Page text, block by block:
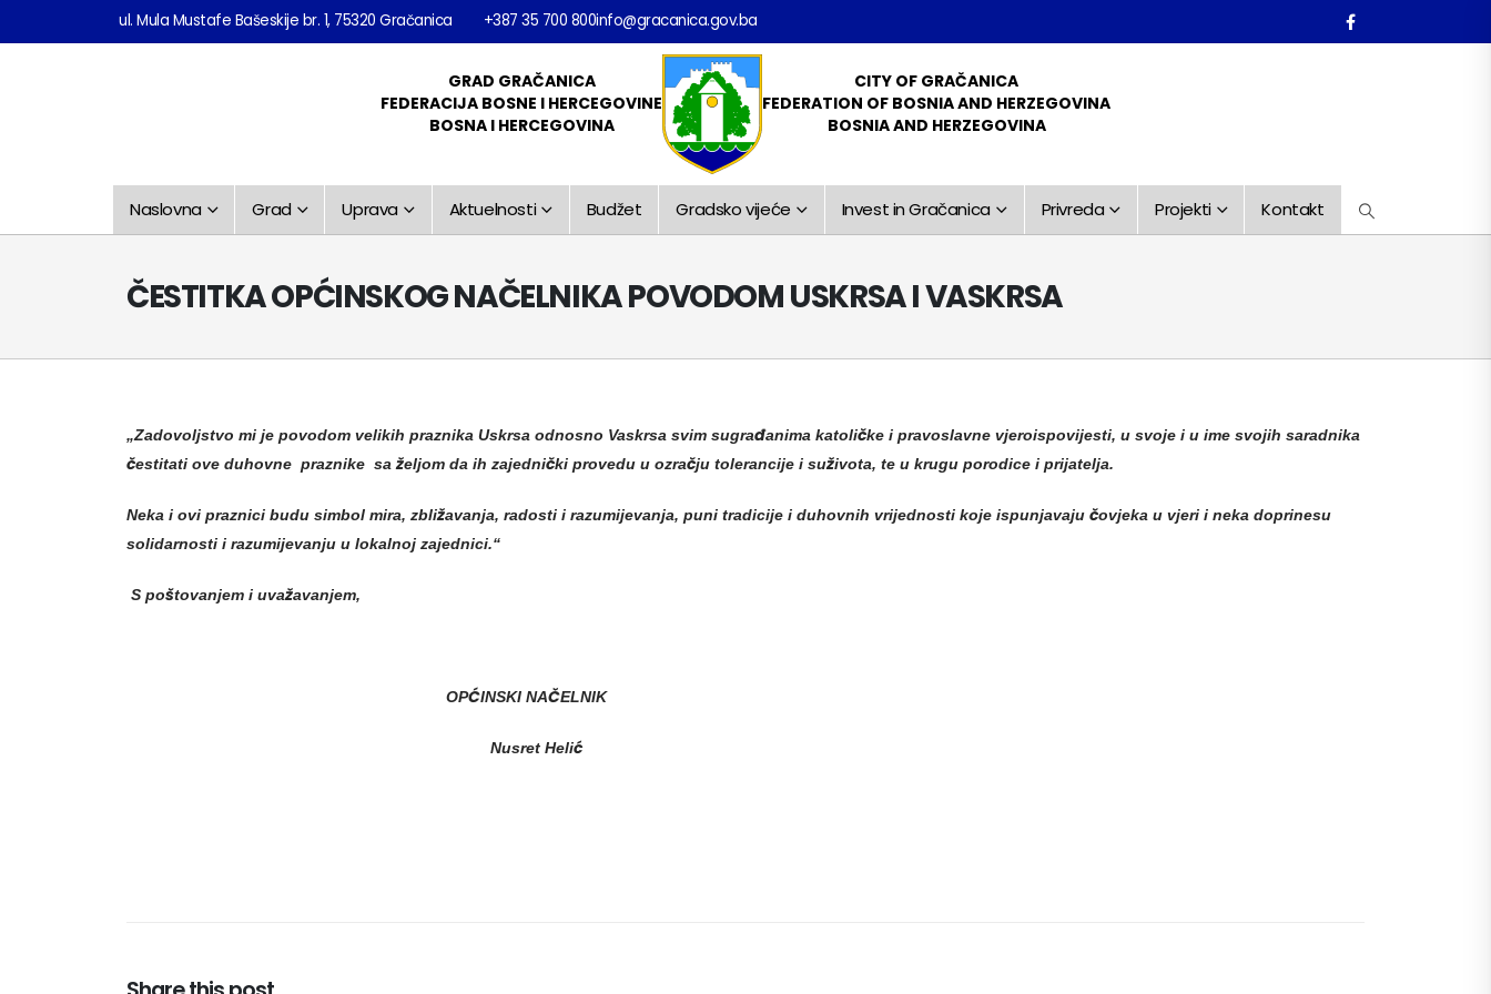
ul. Mula Mustafe Bašeskije br. 1, 75320 Gračanica +387 35 700 800info@gracanica.gov.ba
GRAD GRAČANICA
FEDERACIJA BOSNE I HERCEGOVINE
BOSNA I HERCEGOVINA
CITY OF GRAČANICA
FEDERATION OF BOSNIA AND HERZEGOVINA
BOSNIA AND HERZEGOVINA
Naslovna Grad Uprava Aktuelnosti Budžet Gradsko vijeće Invest in Gračanica Privreda Projekti Kontakt
ČESTITKA OPĆINSKOG NAČELNIKA POVODOM USKRSA I VASKRSA
„Zadovoljstvo mi je povodom velikih praznika Uskrsa odnosno Vaskrsa svim sugrađanima katoličke i pravoslavne vjeroispovijesti, u svoje i u ime svojih saradnika
čestitati ove duhovne praznike sa željom da ih zajednički provedu u ozračju tolerancije i suživota, te u krugu porodice i prijatelja.
Neka i ovi praznici budu simbol mira, zbližavanja, radosti i razumijevanja, puni tradicije i duhovnih vrijednosti koje ispunjavaju čovjeka u vjeri i neka doprinesu
solidarnosti i razumijevanju u lokalnoj zajednici.“
S poštovanjem i uvažavanjem,
OPĆINSKI NAČELNIK
Nusret Helić